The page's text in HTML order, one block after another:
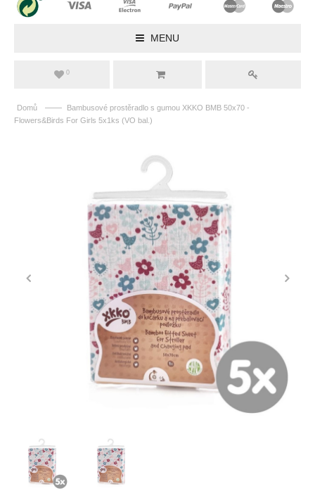
MENU
0
Domů ——
Bambusové prostěradlo s gumou XKKO BMB 50x70 -
Flowers&Birds For Girls 5x1ks (VO bal.)